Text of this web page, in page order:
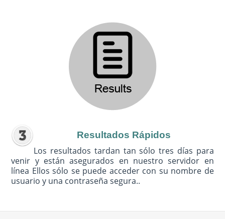
Resultados Rápidos
Los resultados tardan tan sólo tres días para
venir y están asegurados en nuestro servidor en
línea Ellos sólo se puede acceder con su nombre de
usuario y una contraseña segura..